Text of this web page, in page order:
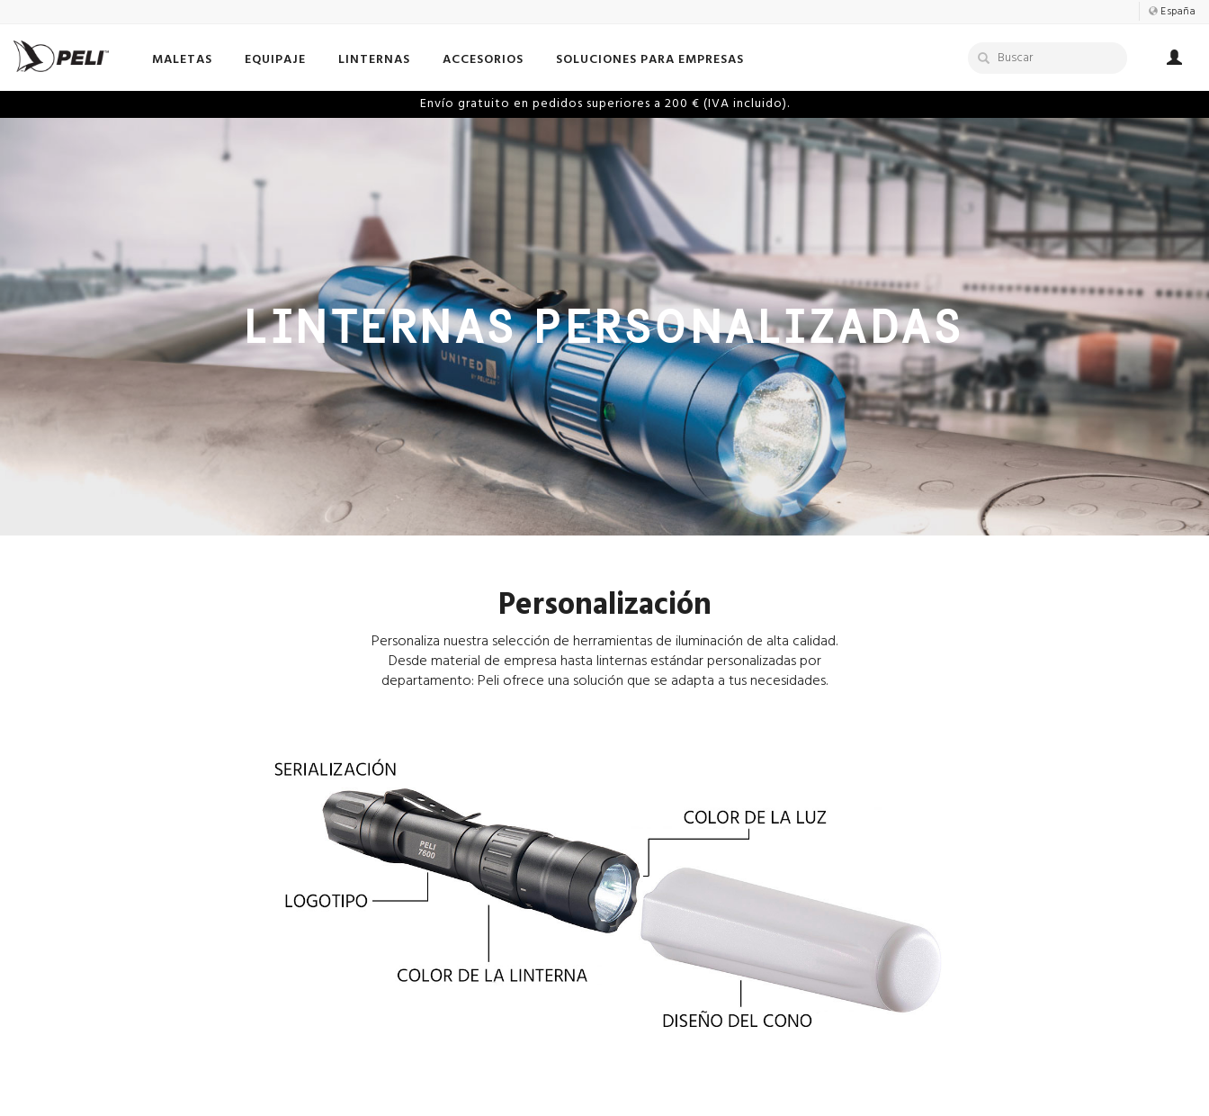
España
MALETAS EQUIPAJE LINTERNAS ACCESORIOS SOLUCIONES PARA EMPRESAS
Envío gratuito en pedidos superiores a 200 € (IVA incluido).
LINTERNAS PERSONALIZADAS
Personalización
Personaliza nuestra selección de herramientas de iluminación de alta calidad.
Desde material de empresa hasta linternas estándar personalizadas por
departamento: Peli ofrece una solución que se adapta a tus necesidades.